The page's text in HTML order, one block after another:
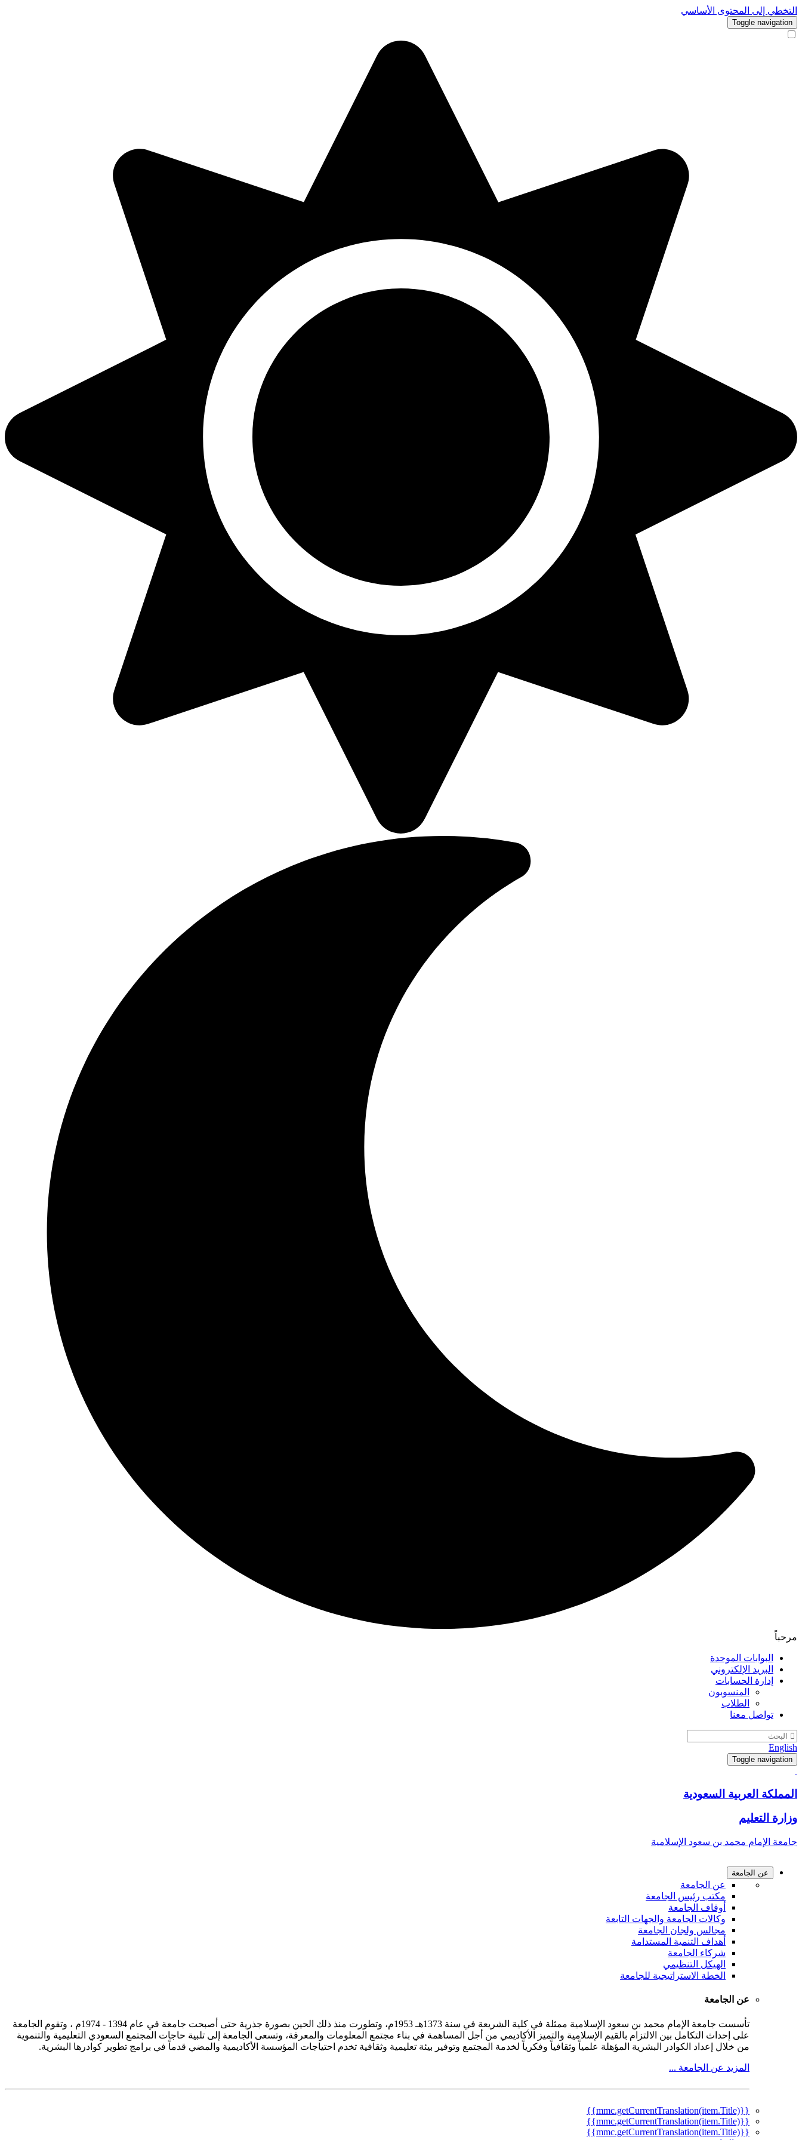
التخطي إلى المحتوى الأساسي
Toggle navigation
مرحباً
البوابات الموحدة
البريد الإلكتروني
إدارة الحسابات
المنسوبون
الطلاب
تواصل معنا
English
Toggle navigation
المملكة العربية السعودية
وزارة التعليم
جامعة الإمام محمد بن سعود الإسلامية
عن الجامعة
عن الجامعة
مكتب رئيس الجامعة
أوقاف الجامعة
وكالات الجامعة والجهات التابعة
مجالس ولجان الجامعة
أهداف التنمية المستدامة
شركاء الجامعة
الهيكل التنظيمي
الخطة الاستراتيجية للجامعة
عن الجامعة
تأسست جامعة الإمام محمد بن سعود الإسلامية ممثلة في كلية الشريعة في سنة 1373هـ 1953م، وتطورت منذ ذلك الحين بصورة جذرية حتى أصبحت جامعة في عام 1394 - 1974م ، وتقوم الجامعة
على إحداث التكامل بين الالتزام بالقيم الإسلامية والتميز الأكاديمي من أجل المساهمة في بناء مجتمع المعلومات والمعرفة، وتسعى الجامعة إلى تلبية حاجات المجتمع السعودي التعليمية والتنموية
من خلال إعداد الكوادر البشرية المؤهلة علمياً وثقافياً وفكرياً لخدمة المجتمع وتوفير بيئة تعليمية وثقافية تخدم احتياجات المؤسسة الأكاديمية والمضي قدماً في برامج تطوير كوادرها البشرية.
المزيد عن الجامعة ...
{{mmc.getCurrentTranslation(item.Title)}}
{{mmc.getCurrentTranslation(item.Title)}}
{{mmc.getCurrentTranslation(item.Title)}}